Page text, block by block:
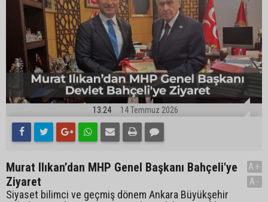
13:24 14 Temmuz 2026
Murat Ilıkan’dan MHP Genel Başkanı Bahçeli'ye
Ziyaret
Siyaset bilimci ve geçmiş dönem Ankara Büyükşehir
A+
A-